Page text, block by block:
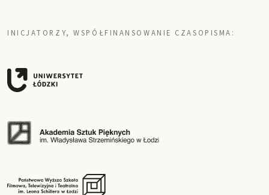
INICJATORZY, WSPÓŁFINANSOWANIE CZASOPISMA: